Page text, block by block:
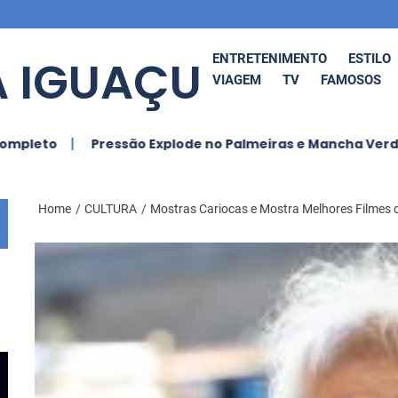
IGUAÇU ENTRETENIMENTO ESTILO
VIAGEM
TV FAMOSOS
Pressão Explode no Palmeiras e Mancha Verde Pede
Home CULTURA Mostras Cariocas e Mostra Melhores Filmes
Funk
Ludmilla Anuncia